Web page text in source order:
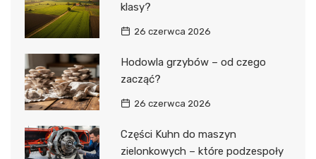
klasy?
26 czerwca 2026
Hodowla grzybów – od czego
zacząć?
26 czerwca 2026
Części Kuhn do maszyn
zielonkowych – które podzespoły